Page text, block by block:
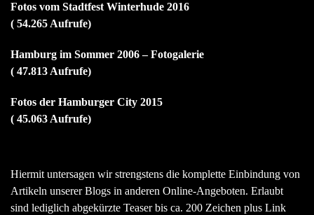
Fotos vom Stadtfest Winterhude 2016
( 54.265 Aufrufe)
Hamburg im Sommer 2006 – Fotogalerie
( 47.813 Aufrufe)
Fotos der Hamburger City 2015
( 45.063 Aufrufe)
Hiermit untersagen wir strengstens die komplette Einbindung von
Artikeln unserer Blogs in anderen Online-Angeboten. Erlaubt
sind lediglich abgekürzte Teaser bis ca. 200 Zeichen plus Link